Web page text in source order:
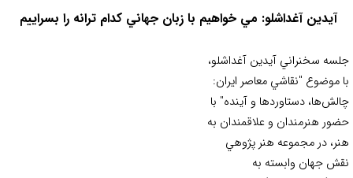
آيدين آغداشلو: مي خواهيم با زبان جهاني كدام ترانه را بسراييم
سخنراني آيدين آغداشلو،
موضوع "نقاشي معاصر ايران:
دستاوردها و آينده" با
هنرمندان و علاقمندان به
در مجموعه هنر پژوهي
جهان وابسته به